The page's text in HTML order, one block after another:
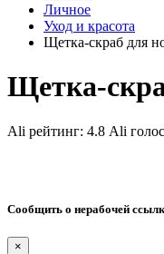
Личное
Уход и красота
Щетка-скраб для
Щетка-
Ali рейтинг: 4.8 Ali
Сообщить о нерабочей
×